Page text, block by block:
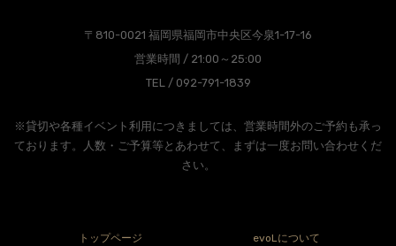
〒810-0021 福岡県福岡市中央区今泉1-17-16
営業時間 / 21:00～25:00
TEL / 092-791-1839
※貸切や各種イベント利用につきましては、営業時間外のご予約も承っ
ております。人数・ご予算等とあわせて、まずは一度お問い合わせくだ
さい。
トップページ
evoLについて